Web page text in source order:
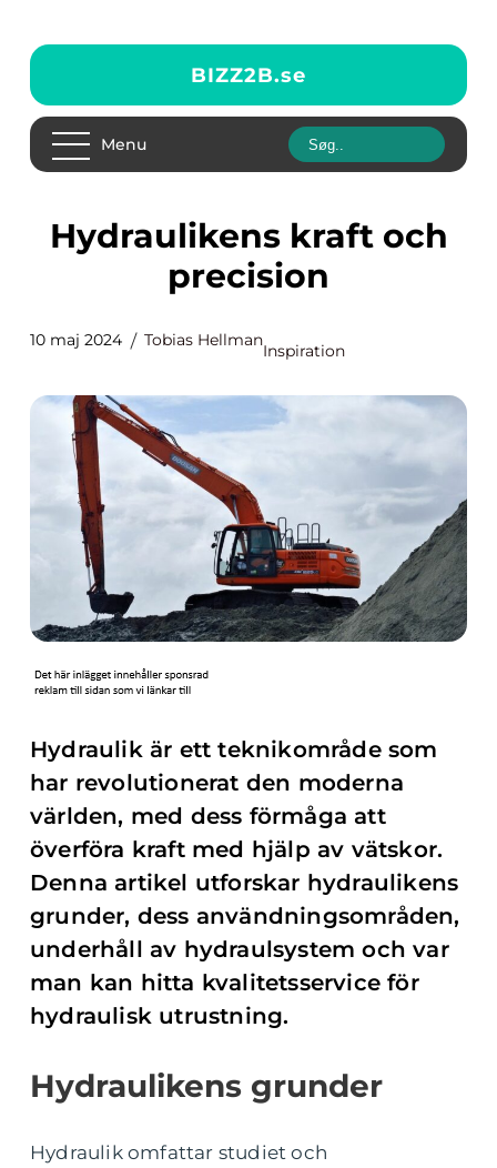
BIZZ2B.se
Menu
Hydraulikens kraft och
precision
10 maj 2024 Tobias Hellman
Inspiration
Hydraulik är ett teknikområde som
har revolutionerat den moderna
världen, med dess förmåga att
överföra kraft med hjälp av vätskor.
Denna artikel utforskar hydraulikens
grunder, dess användningsområden,
underhåll av hydraulsystem och var
man kan hitta kvalitetsservice för
hydraulisk utrustning.
Hydraulikens grunder
Hydraulik omfattar studiet och